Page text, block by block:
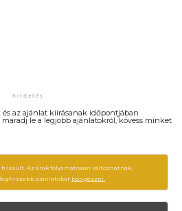
az ajánlat kiírásanak időpontjában
le a legjobb ajánlatokról, kövess minket
Az árak folyamatosan változhatnak,
ajánlatokat böngészni.